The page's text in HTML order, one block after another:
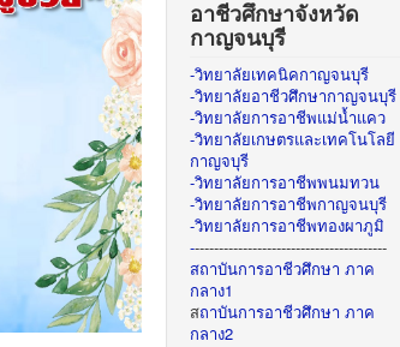
อาชีวศึกษาจังหวัด
กาญจนบุรี
-วิทยาลัยเทคนิคกาญจนบุรี
-วิทยาลัยอาชีวศึกษากาญจนบุรี
-วิทยาลัยการอาชีพแม่น้ำแคว
-วิทยาลัยเกษตรและเทคโนโลยี
กาญจบุรี
-วิทยาลัยการอาชีพพนมทวน
-วิทยาลัยการอาชีพกาญจนบุรี
-วิทยาลัยการอาชีพทองผาภูมิ
-----------------------------------------
สถาบันการอาชีวศึกษา ภาค
กลาง1
สถาบันการอาชีวศึกษา ภาค
กลาง2